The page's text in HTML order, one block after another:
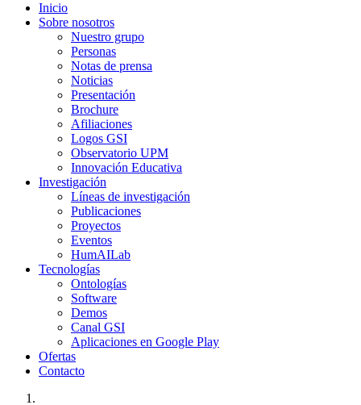
Inicio
Sobre nosotros
Nuestro grupo
Personas
Notas de prensa
Noticias
Presentación
Brochure
Afiliaciones
Logos GSI
Observatorio UPM
Innovación Educativa
Investigación
Líneas de investigación
Publicaciones
Proyectos
Eventos
HumAILab
Tecnologías
Ontologías
Software
Demos
Canal GSI
Aplicaciones en Google Play
Ofertas
Contacto